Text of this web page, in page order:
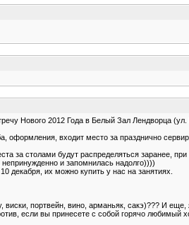
Нового 2012 Года в Белый Зал Лендворца
оформления, входит место за празднично
за столами будут распределяться заранее, при
и запомнилась надолго))))
декабря, их можно купить у нас на занятиях.
портвейн, вино, арманьяк, сакэ)??? И
если вы принесете с собой горячо